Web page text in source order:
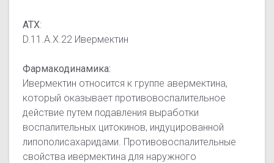
АТХ:
D.11.A.X.22 Ивермектин
Фармакодинамика:
Ивермектин относится к группе авермектина,
который оказывает противовоспалительное
действие путем подавления выработки
воспалительных цитокинов, индуцированной
липополисахаридами. Противовоспалительные
свойства ивермектина для наружного